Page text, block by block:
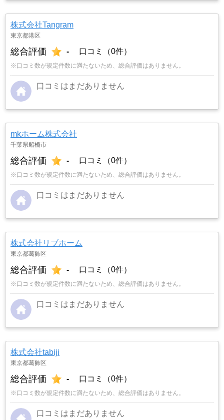
株式会社Tangram
東京都港区
総合評価 - 口コミ（0件）
※口コミ数が規定件数に満たないため、総合評価はありません。
口コミはまだありません
mkホーム株式会社
千葉県船橋市
総合評価 - 口コミ（0件）
※口コミ数が規定件数に満たないため、総合評価はありません。
口コミはまだありません
株式会社リブホーム
東京都葛飾区
総合評価 - 口コミ（0件）
※口コミ数が規定件数に満たないため、総合評価はありません。
口コミはまだありません
株式会社tabiji
東京都葛飾区
総合評価 - 口コミ（0件）
※口コミ数が規定件数に満たないため、総合評価はありません。
口コミはまだありません